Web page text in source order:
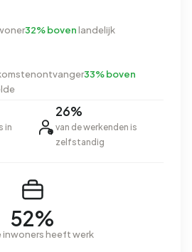
32% bovenlandelijk
33% boven
in
26%
van de werkenden is
zelfstandig
52%
inwoners heeft werk